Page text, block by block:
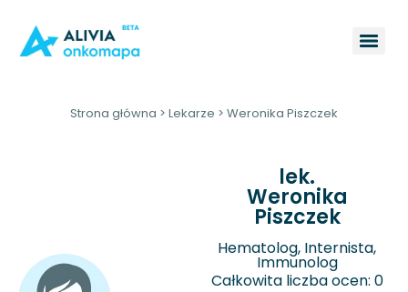
Strona główna > Lekarze > Weronika Piszczek
lek.
Weronika
Piszczek
Hematolog, Internista,
Immunolog
Całkowita liczba ocen: 0